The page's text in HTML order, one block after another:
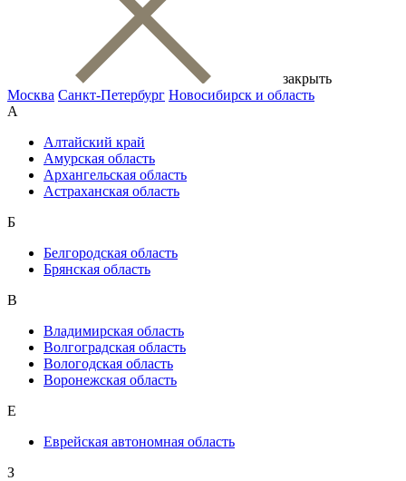
закрыть
Москва Санкт-Петербург Новосибирск и область
А
Алтайский край
Амурская область
Архангельская область
Астраханская область
Б
Белгородская область
Брянская область
В
Владимирская область
Волгоградская область
Вологодская область
Воронежская область
Е
Еврейская автономная область
З